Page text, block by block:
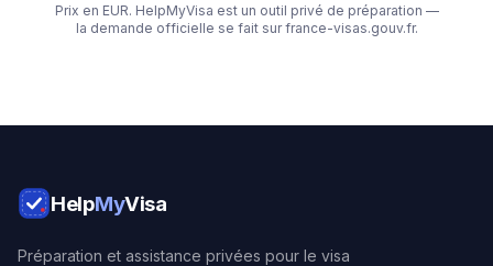
Prix en EUR. HelpMyVisa est un outil privé de préparation —
la demande officielle se fait sur france-visas.gouv.fr.
HelpMyVisa
Préparation et assistance privées pour le visa